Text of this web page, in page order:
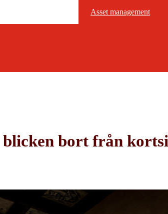
Asset management
Asset management
bort från